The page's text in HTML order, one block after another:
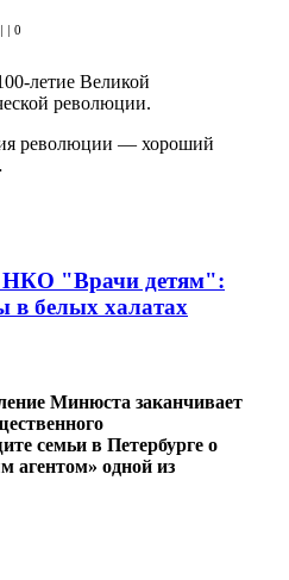
| | 0
летие Великой
революции.
революции — хороший
НКО "Врачи детям":
в белых халатах
Минюста заканчивает
семьи в Петербурге о
агентом» одной из